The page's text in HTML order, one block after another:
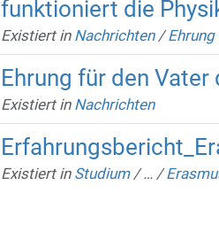
funktioniert die
Existiert in Nachrichten /
Ehrung für den Vater
Existiert in Nachrichten
Existiert in Studium /… /